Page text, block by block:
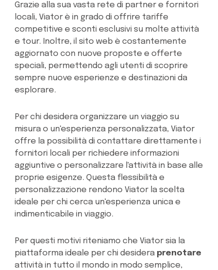
Grazie alla sua vasta rete di partner e fornitori
locali, Viator è in grado di offrire tariffe
competitive e sconti esclusivi su molte attività
e tour. Inoltre, il sito web è costantemente
aggiornato con nuove proposte e offerte
speciali, permettendo agli utenti di scoprire
sempre nuove esperienze e destinazioni da
esplorare.
Per chi desidera organizzare un viaggio su
misura o un'esperienza personalizzata, Viator
offre la possibilità di contattare direttamente i
fornitori locali per richiedere informazioni
aggiuntive o personalizzare l'attività in base alle
proprie esigenze. Questa flessibilità e
personalizzazione rendono Viator la scelta
ideale per chi cerca un'esperienza unica e
indimenticabile in viaggio.
Per questi motivi riteniamo che Viator sia la
piattaforma ideale per chi desidera prenotare
attività in tutto il mondo in modo semplice,